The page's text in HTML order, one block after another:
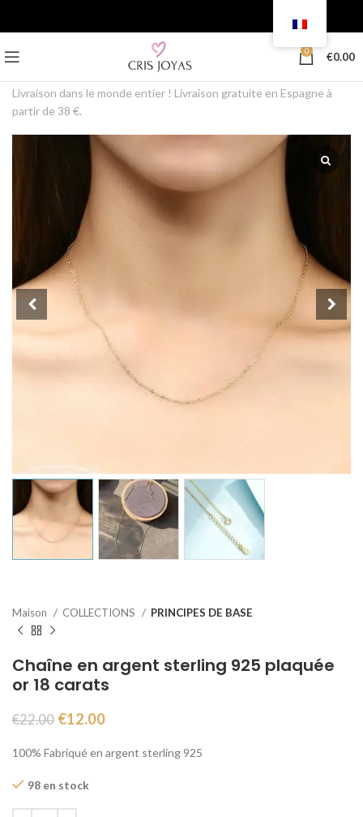
0 €0.00
Livraison dans le monde entier ! Livraison gratuite en Espagne à
partir de 38 €.
Maison COLLECTIONS PRINCIPES DE BASE
Chaîne en argent sterling 925 plaquée
or 18 carats
€22.00 €12.00
100% Fabriqué en argent sterling 925
98 en stock